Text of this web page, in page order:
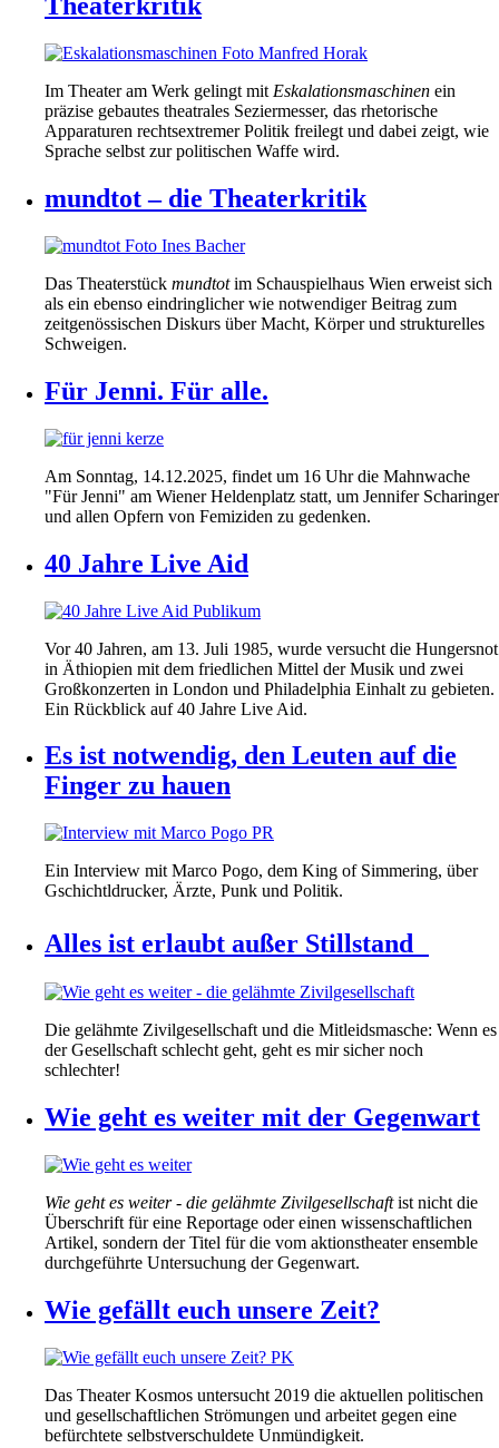
Im Theater am Werk gelingt mit Eskalationsmaschinen ein
präzise gebautes theatrales Seziermesser, das rhetorische
Apparaturen rechtsextremer Politik freilegt und dabei zeigt, wie
Sprache selbst zur politischen Waffe wird.
mundtot – die Theaterkritik
Das Theaterstück mundtotim Schauspielhaus Wien erweist sich
als ein ebenso eindringlicher wie notwendiger Beitrag zum
zeitgenössischen Diskurs über Macht, Körper und strukturelles
Schweigen.
Für Jenni. Für alle.
Am Sonntag, 14.12.2025, findet um 16 Uhr die Mahnwache
"Für Jenni" am Wiener Heldenplatz statt, um Jennifer Scharinger
und allen Opfern von Femiziden zu gedenken.
40 Jahre Live Aid
Vor 40 Jahren, am 13. Juli 1985, wurde versucht die Hungersnot
in Äthiopien mit dem friedlichen Mittel der Musik und zwei
Großkonzerten in London und Philadelphia Einhalt zu gebieten.
Ein Rückblick auf 40 Jahre Live Aid.
Es ist notwendig, den Leuten auf die
Finger zu hauen
Ein Interview mit Marco Pogo, dem King of Simmering, über
Gschichtldrucker, Ärzte, Punk und Politik.
Alles ist erlaubt außer Stillstand
Die gelähmte Zivilgesellschaft und die Mitleidsmasche: Wenn es
der Gesellschaft schlecht geht, geht es mir sicher noch
schlechter!
Wie geht es weiter mit der Gegenwart
Wie geht es weiter - die gelähmte Zivilgesellschaftist nicht die
Überschrift für eine Reportage oder einen wissenschaftlichen
Artikel, sondern der Titel für die vom aktionstheater ensemble
durchgeführte Untersuchung der Gegenwart.
Wie gefällt euch unsere Zeit?
Das Theater Kosmos untersucht 2019 die aktuellen politischen
und gesellschaftlichen Strömungen und arbeitet gegen eine
befürchtete selbstverschuldete Unmündigkeit.